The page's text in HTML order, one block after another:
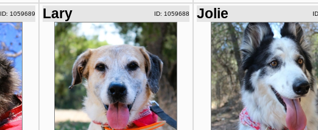
ID: 1059689 Lary ID: 1059688 Jolie